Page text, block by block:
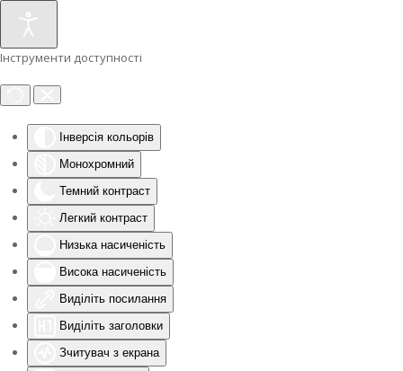
Інструменти доступності
Інверсія кольорів
Монохромний
Темний контраст
Легкий контраст
Низька насиченість
Висока насиченість
Виділіть посилання
Виділіть заголовки
Зчитувач з екрана